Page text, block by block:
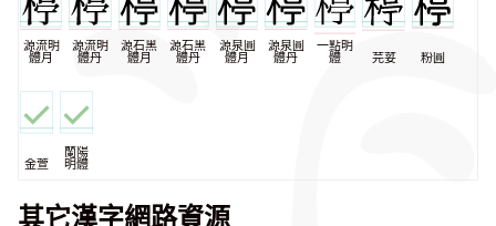
源流明
體月
源流明
體丹
源石黑
體月
源石黑
體丹
源泉圓
體月
源泉圓
體丹
一點明
體
芫荽 粉圓
金萱
蘭陽
明體
其它漢字網路資源